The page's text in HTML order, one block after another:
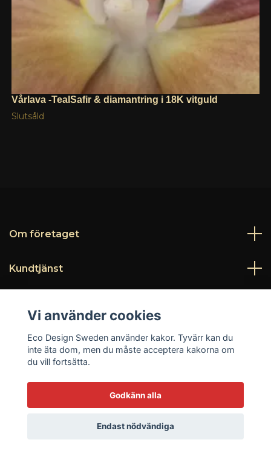
Vårlava -TealSafir & diamantring i 18K vitguld
Slutsåld
Om företaget
Kundtjänst
Sociala medier
© 2026 Eco Design Sweden
Vi använder cookies
Eco Design Sweden använder kakor. Tyvärr kan du
inte äta dom, men du måste acceptera kakorna om
du vill fortsätta.
Godkänn alla
Endast nödvändiga